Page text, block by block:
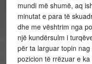
mundi më shumë, aq
minutat e para të
dhe me vështrim nga
një kundërsulm i
për ta larguar topin
pozicion të rrëzuar e